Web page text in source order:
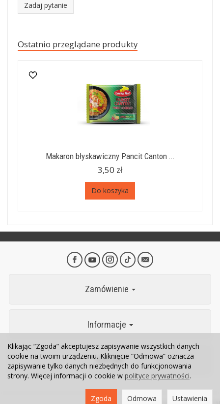
Zadaj pytanie
Ostatnio przeglądane produkty
Makaron błyskawiczny Pancit Canton ...
3,50 zł
Do koszyka
Zamówienie
Informacje
Kontakt
Klikając “Zgoda” akceptujesz zapisywanie wszystkich danych
cookie na twoim urządzeniu. Kliknięcie “Odmowa” oznacza
zapisywanie tylko danych niezbędnych do funkcjonowania
strony. Więcej informacji o cookie w polityce prywatności.
Ustawienia
Odmowa
Zgoda